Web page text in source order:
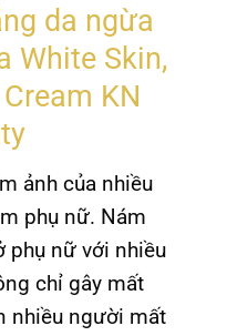
da ngừa
White Skin,
KN
ảnh của nhiều
phụ nữ. Nám
phụ nữ với nhiều
chỉ gây mất
nhiều người mất